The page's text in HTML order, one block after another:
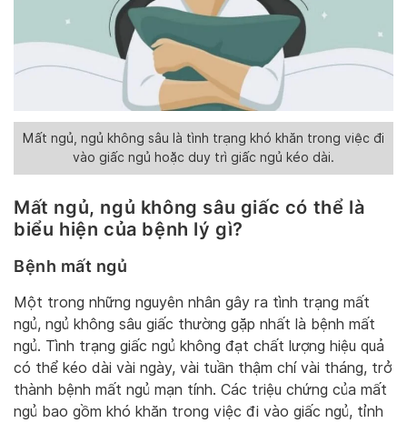
Mất ngủ, ngủ không sâu là tình trạng khó khăn trong việc đi
vào giấc ngủ hoặc duy trì giấc ngủ kéo dài.
Mất ngủ, ngủ không sâu giấc có thể là
biểu hiện của bệnh lý gì?
Bệnh mất ngủ
Một trong những nguyên nhân gây ra tình trạng mất
ngủ, ngủ không sâu giấc thường gặp nhất là bệnh mất
ngủ. Tình trạng giấc ngủ không đạt chất lượng hiệu quả
có thể kéo dài vài ngày, vài tuần thậm chí vài tháng, trở
thành bệnh mất ngủ mạn tính. Các triệu chứng của mất
ngủ bao gồm khó khăn trong việc đi vào giấc ngủ, tỉnh